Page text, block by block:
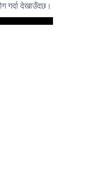
गर्दा देखाउँदछ।